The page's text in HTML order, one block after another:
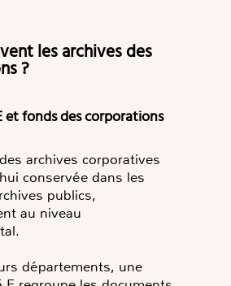
?
et fonds des corporations
archives corporatives
conservée dans les
publics,
au niveau
départements, une